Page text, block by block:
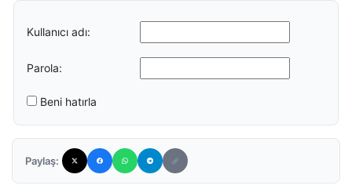
Kullanıcı adı:
Parola:
Beni hatırla
Paylaş: